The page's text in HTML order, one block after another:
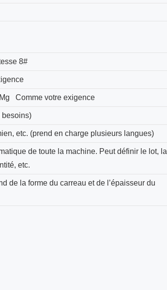
8#
Comme votre exigence
besoins)
etc. (prend en charge plusieurs langues)
de toute la machine. Peut définir le lot, la
etc.
de la forme du carreau et de l’épaisseur du